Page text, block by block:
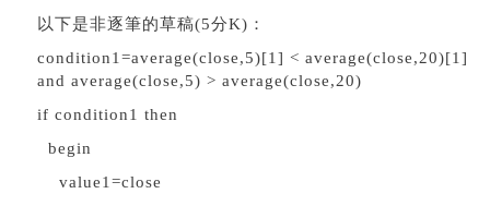
以下是非逐筆的草稿(5分K)：
condition1=average(close,5)[1] < average(close,20)[1]
and average(close,5) > average(close,20)
if condition1 then
begin
value1=close